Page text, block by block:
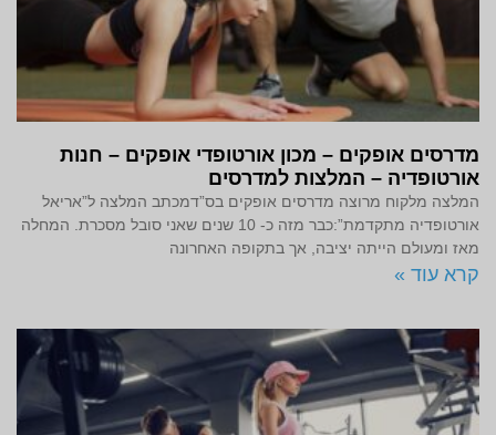
מדרסים אופקים – מכון אורטופדי אופקים – חנות
אורטופדיה – המלצות למדרסים
המלצה מלקוח מרוצה מדרסים אופקים בס”דמכתב המלצה ל”אריאל
אורטופדיה מתקדמת”:כבר מזה כ- 10 שנים שאני סובל מסכרת. המחלה
מאז ומעולם הייתה יציבה, אך בתקופה האחרונה
קרא עוד »